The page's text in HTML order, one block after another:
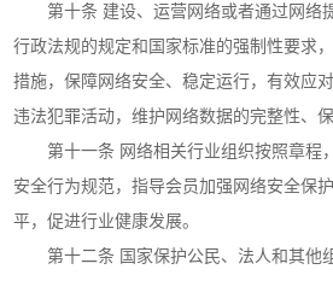
第十条 建设、运营网络或者通过网络提
行政法规的规定和国家标准的强制性要求
措施，保障网络安全、稳定运行，有效应
违法犯罪活动，维护网络数据的完整性、
第十一条 网络相关行业组织按照章程
安全行为规范，指导会员加强网络安全保
平，促进行业健康发展。
第十二条 国家保护公民、法人和其他组